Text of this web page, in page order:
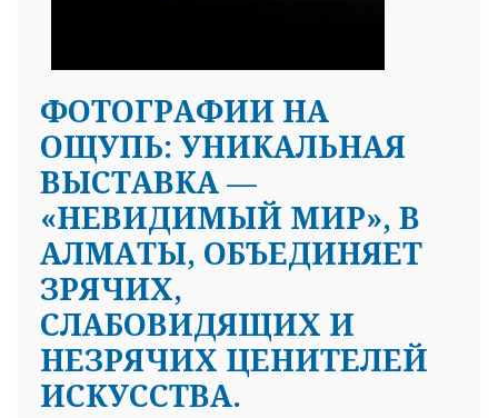
ФОТОГРАФИИ НА
ОЩУПЬ: УНИКАЛЬНАЯ
ВЫСТАВКА —
«НЕВИДИМЫЙ МИР», В
АЛМАТЫ, ОБЪЕДИНЯЕТ
ЗРЯЧИХ,
СЛАБОВИДЯЩИХ И
НЕЗРЯЧИХ ЦЕНИТЕЛЕЙ
ИСКУССТВА.